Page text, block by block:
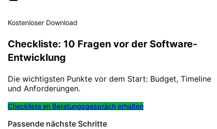
Kostenloser Download
Checkliste: 10 Fragen vor der Software-
Entwicklung
Die wichtigsten Punkte vor dem Start: Budget, Timeline
und Anforderungen.
Checkliste im Beratungsgespräch erhalten
Passende nächste Schritte